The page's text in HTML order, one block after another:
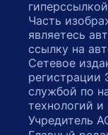
Часть
являетесь
ссылку на
Сетевое
службой по
технологий
Учредитель